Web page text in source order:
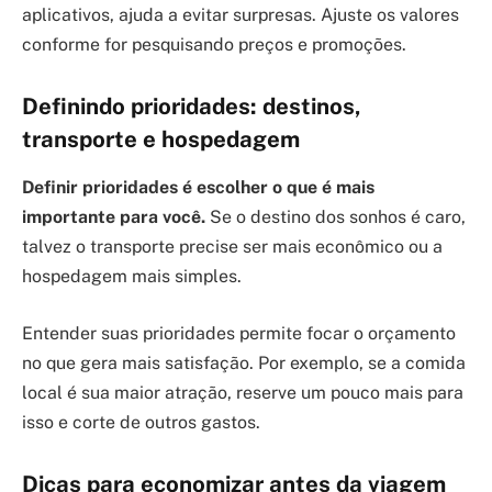
aplicativos, ajuda a evitar surpresas. Ajuste os valores
conforme for pesquisando preços e promoções.
Definindo prioridades: destinos,
transporte e hospedagem
Definir prioridades é escolher o que é mais
importante para você. Se o destino dos sonhos é caro,
talvez o transporte precise ser mais econômico ou a
hospedagem mais simples.
Entender suas prioridades permite focar o orçamento
no que gera mais satisfação. Por exemplo, se a comida
local é sua maior atração, reserve um pouco mais para
isso e corte de outros gastos.
Dicas para economizar antes da viagem